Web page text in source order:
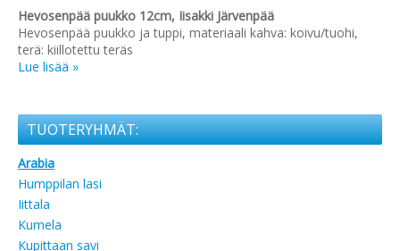
Hevosenpää puukko 12cm, Iisakki Järvenpää
Hevosenpää puukko ja tuppi, materiaali kahva: koivu/tuohi,
terä: kiillotettu teräs
Lue lisää »
TUOTERYHMÄT:
Arabia
Humppilan lasi
Iittala
Kumela
Kupittaan savi